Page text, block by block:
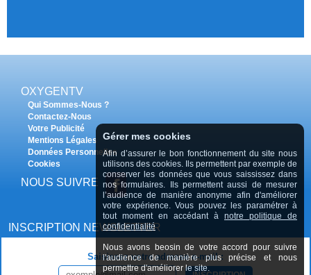
OXYGENTV
Qui Sommes-Nous ?
Contactez-Nous
Votre Publicité
Mentions Légales
Données Personnelles
Cookies
NOUS SUIVRE
INSCRIPTION NEWSLETTER
Saisissez votre adresse e-mail :
Gérer mes cookies
Afin d’assurer le bon fonctionnement du site nous
utilisons des cookies. Ils permettent par exemple de
conserver les données que vous saississez dans
nos formulaires. Ils permettent aussi de mesurer
l’audience de manière anonyme afin d'améliorer
votre expérience. Vous pouvez les paramétrer à
tout moment en accédant à notre politique de
confidentialité
Nous avons beosin de votre accord pour suivre
l'audience de manière plus précise et nous
permettre d'améliorer le site.